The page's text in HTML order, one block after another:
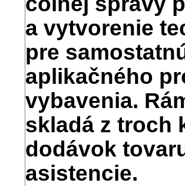
a vytvorenie
pre
aplikačného
vybavenia.
skladá z troch
dodávok
asistencie.